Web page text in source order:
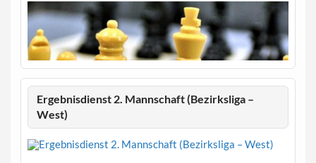
Ergebnisdienst 2. Mannschaft (Bezirksliga –
West)